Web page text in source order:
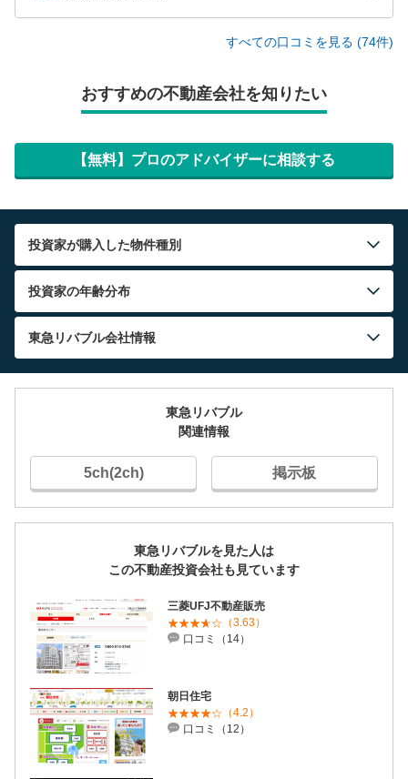
すべての口コミを見る (74件)
おすすめの不動産会社を知りたい
【無料】プロのアドバイザーに相談する
投資家が購入した物件種別
投資家の年齢分布
東急リバブル会社情報
東急リバブル
関連情報
5ch(2ch) 掲示板
東急リバブルを見た人は
この不動産投資会社も見ています
三菱UFJ不動産販売
（3.63）
口コミ（14）
朝日住宅
（4.2）
口コミ（12）